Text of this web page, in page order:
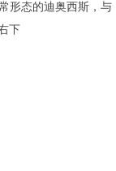
形态的迪奥西斯，与
下